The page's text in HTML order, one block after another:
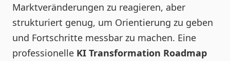
Marktveränderungen zu reagieren, aber
strukturiert genug, um Orientierung zu geben
und Fortschritte messbar zu machen. Eine
professionelle KI Transformation Roadmap